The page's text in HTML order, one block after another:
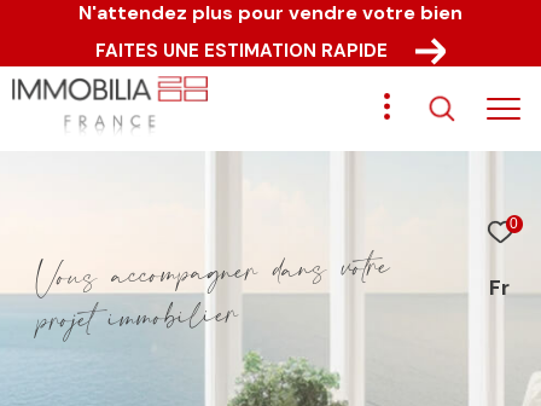
N'attendez plus pour vendre votre bien
FAITES UNE ESTIMATION RAPIDE
0
Fr
Vous accompagner dans votre
projet immobilier